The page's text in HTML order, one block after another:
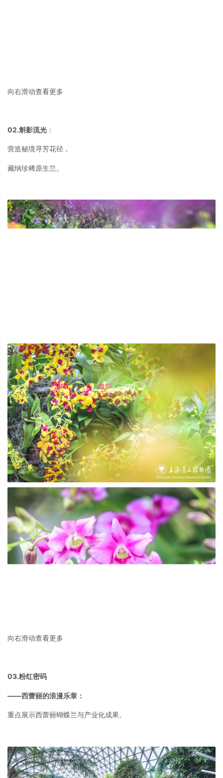
向右滑动查看更多
02.斛影流光 ：
营造秘境寻芳花径，
藏纳珍稀原生兰。
向右滑动查看更多
03.粉红密码
——西蕾丽的浪漫乐章：
重点展示西蕾丽蝴蝶兰与产业化成果。